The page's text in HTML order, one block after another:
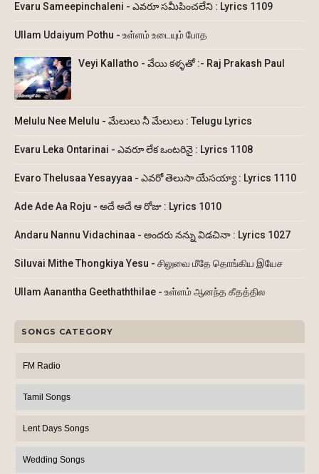
Evaru Sameepinchaleni - ఎవరూ సమీపించలేని : Lyrics 1109
Ullam Udaiyum Pothu - உள்ளம் உடையும் போத
Veyi Kallatho - వేయి కళ్ళతో :- Raj Prakash Paul
Melulu Nee Melulu - మేలులు నీ మేలులు : Telugu Lyrics
Evaru Leka Ontarinai - ఎవరూ లేక ఒంటరినై : Lyrics 1108
Evaro Thelusaa Yesayyaa - ఎవరో తెలుసా యేసయ్యా : Lyrics 1110
Ade Ade Aa Roju - అదే అదే ఆ రోజు : Lyrics 1010
Andaru Nannu Vidachinaa - అందరు నన్ను విడచినా : Lyrics 1027
Siluvai Mithe Thongkiya Yesu - சிலுவை மீதே தொங்கிய இயேச
Ullam Aanantha Geethaththilae - உள்ளம் ஆனந்த கீதத்தில
SONGS CATEGORY
FM Radio
Tamil Songs
Lent Days Songs
Wedding Songs